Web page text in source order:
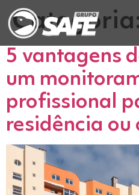
5 vantagens
um
profissional
residência ou